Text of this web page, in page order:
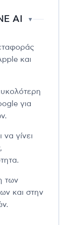
AI ▼
και
για
γίνει
των
και στην